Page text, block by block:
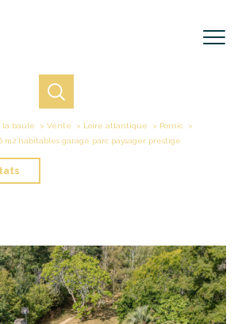
la baule Vente Loire atlantique
Pornic
m2 habitables garage parc paysager prestige